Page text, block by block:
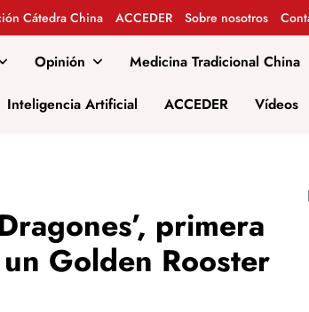
Cátedra China ACCEDER Sobre nosotros
Opinión Medicina Tradicional China
Inteligencia Artificial ACCEDER Vídeos
primera
Golden Rooster